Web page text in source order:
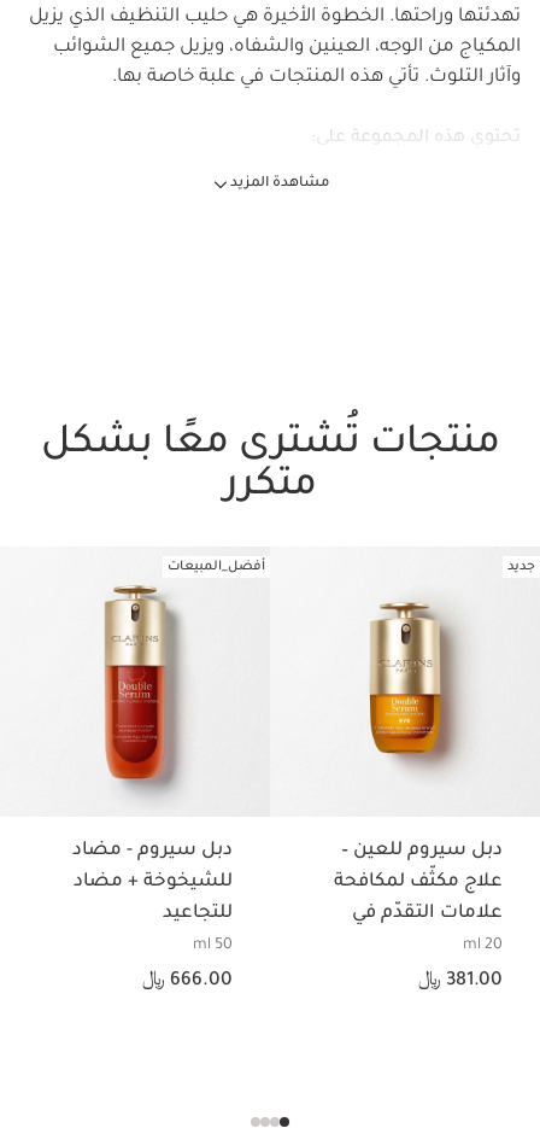
مشاهدة المزيد
تهدئتها وراحتها. الخطوة الأخيرة هي حليب التنظيف الذي يزيل
المكياج من الوجه، العينين والشفاه، ويزيل جميع الشوائب
وآثار التلوث. تأتي هذه المنتجات في علبة خاصة بها.
تحتوي هذه المجموعة على:
"حليب التنظيف "فلفت 50 مل
الحليب الحريري الذي يزيل المكياج، ويمنح البشرة الراحة،
حقيبة فارغه
1 عنصر
• تهدئة البشرة • تنظيف مثالي للبشرة
منتجات تُشترى معًا بشكل
متكرر
جديد
دبل سيروم للعين –
علاج مكثّف لمكافحة
علامات التقدّم في
السن لمنطقة العين
20 ml
السعر الحالي هو 381.00 ﷼
381.00 ﷼
أفضل_المبيعات
دبل سيروم - مضاد
للشيخوخة + مضاد
للتجاعيد
50 ml
السعر الحالي هو 666.00 ﷼
666.00 ﷼